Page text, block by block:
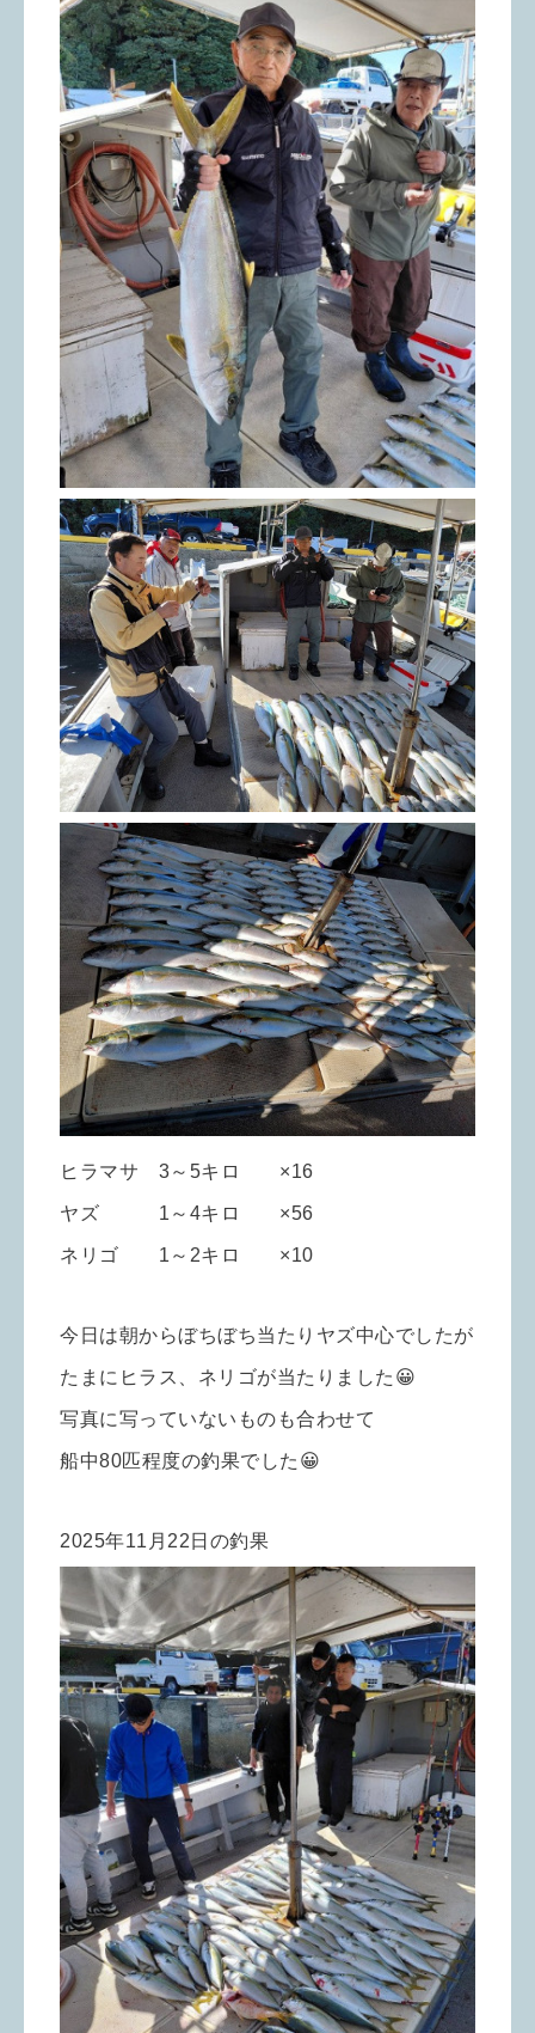
ヒラマサ 3～5キロ ×16
ヤズ 1～4キロ ×56
ネリゴ 1～2キロ ×10
今日は朝からぼちぼち当たりヤズ中心でしたが
たまにヒラス、ネリゴが当たりました😀
写真に写っていないものも合わせて
船中80匹程度の釣果でした😀
2025年11月22日の釣果